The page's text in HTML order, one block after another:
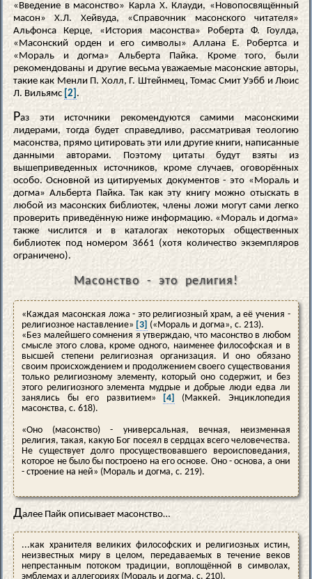
«Введение в масонство» Карла X. Клауди, «Новопосвящённый
масон» Х.Л. Хейвуда, «Справочник масонского читателя»
Альфонса Керце, «История масонства» Роберта Ф. Гоулда,
«Масонский орден и его символы» Аллана Е. Робертса и
«Мораль и догма» Альберта Пайка. Кроме того, были
рекомендованы и другие весьма уважаемые масонские авторы,
такие как Менли П. Холл, Г. Штейнмец, Томас Смит Уэбб и Люис
Л. Вильямс [2] .
Раз эти источники рекомендуются самими масонскими
лидерами, тогда будет справедливо, рассматривая теологию
масонства, прямо цитировать эти или другие книги, написанные
данными авторами. Поэтому цитаты будут взяты из
вышеприведенных источников, кроме случаев, оговорённых
особо. Основной из цитируемых документов - это «Мораль и
догма» Альберта Пайка. Так как эту книгу можно отыскать в
любой из масонских библиотек, члены ложи могут сами легко
проверить приведённую ниже информацию. «Мораль и догма»
также числится и в каталогах некоторых общественных
библиотек под номером 3661 (хотя количество экземпляров
ограничено).
Масонство - это религия!
«Каждая масонская ложа - это религиозный храм, а её учения -
религиозное наставление» [3] («Мораль и догма», с. 213).
«Без малейшего сомнения я утверждаю, что масонство в любом
смысле этого слова, кроме одного, наименее философская и в
высшей степени религиозная организация. И оно обязано
своим происхождением и продолжением своего существования
только религиозному элементу, который оно содержит, и без
этого религиозного элемента мудрые и добрые люди едва ли
занялись бы его развитием»
[4]
(Маккей. Энциклопедия
масонства, с. 618).
«Оно (масонство) - универсальная, вечная, неизменная
религия, такая, какую Бог посеял в сердцах всего человечества.
Не существует долго просуществовавшего вероисповедания,
которое не было бы построено на его основе. Оно - основа, а они
- строение на ней» (Мораль и догма, с. 219).
Далее Пайк описывает масонство…
...как хранителя великих философских и религиозных истин,
неизвестных миру в целом, передаваемых в течение веков
непрестанным потоком традиции, воплощённой в символах,
эмблемах и аллегориях (Мораль и догма, с. 210).